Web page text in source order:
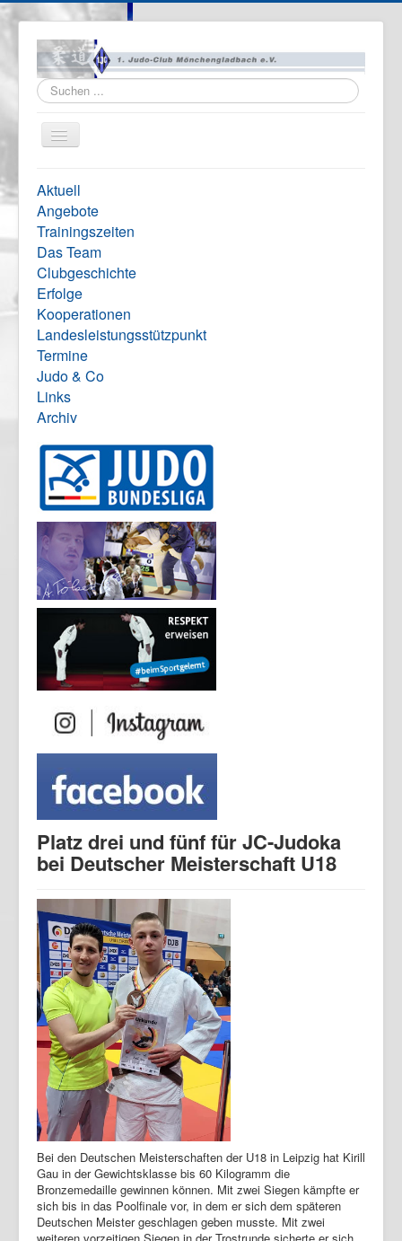
Suchen
...
Navigation
Vereinsinfo
Formulare
Impressum
Aktuell
Angebote
Trainingszeiten
Das Team
Clubgeschichte
Erfolge
Kooperationen
Landesleistungsstützpunkt
Termine
Judo & Co
Links
Archiv
Platz drei und fünf für JC-Judoka
bei Deutscher Meisterschaft U18
Bei den Deutschen Meisterschaften der U18 in Leipzig hat Kirill
Gau in der Gewichtsklasse bis 60 Kilogramm die
Bronzemedaille gewinnen können. Mit zwei Siegen kämpfte er
sich bis in das Poolfinale vor, in dem er sich dem späteren
Deutschen Meister geschlagen geben musste. Mit zwei
weiteren vorzeitigen Siegen in der Trostrunde sicherte er sich